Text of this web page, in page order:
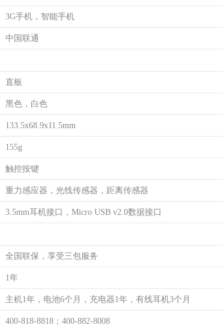
3G手机，智能手机
中国联通
直板
黑色，白色
133.5x68.9x11.5mm
155g
触控按键
重力感应器，光线传感器，距离传感器
3.5mm耳机接口，Micro USB v2.0数据接口
全国联保，享受三包服务
1年
主机1年，电池6个月，充电器1年，有线耳机3个月
400-818-8818；400-882-8008